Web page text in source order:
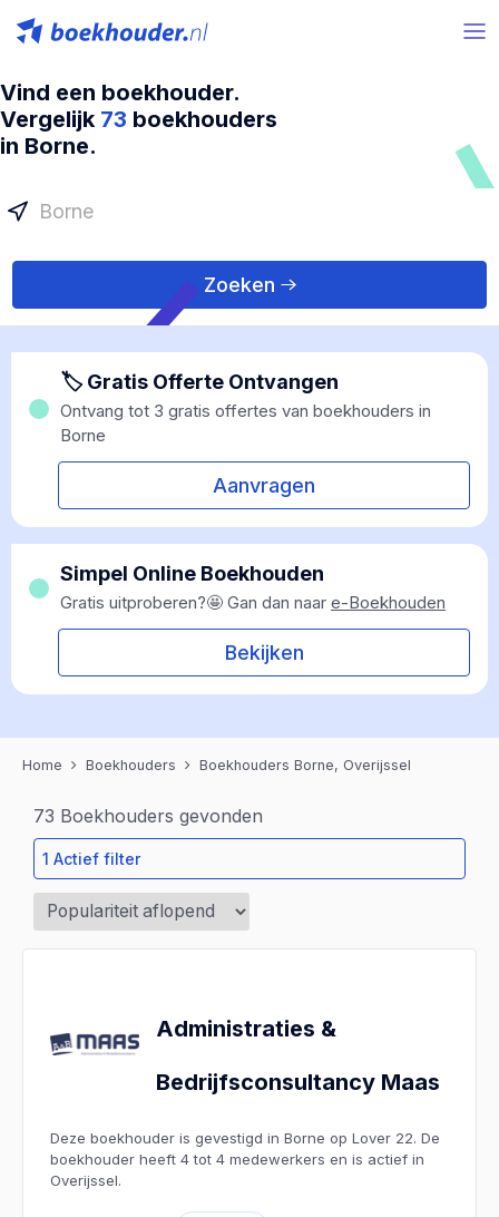
Vind een boekhouder.
Vergelijk 73 boekhouders
in Borne.
Zoeken
🏷 Gratis Offerte Ontvangen
Ontvang tot 3 gratis offertes van boekhouders in
Borne
Aanvragen
Simpel Online Boekhouden
Gratis uitproberen?🤩 Gan dan naar e-Boekhouden
Bekijken
Home Boekhouders Boekhouders Borne, Overijssel
73 Boekhouders gevonden
1 Actief filter
Administraties &
Bedrijfsconsultancy Maas
Deze boekhouder is gevestigd in Borne op Lover 22. De
boekhouder heeft 4 tot 4 medewerkers en is actief in
Overijssel.